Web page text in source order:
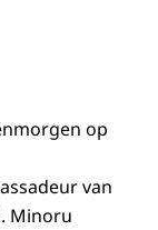
op
van
Minoru